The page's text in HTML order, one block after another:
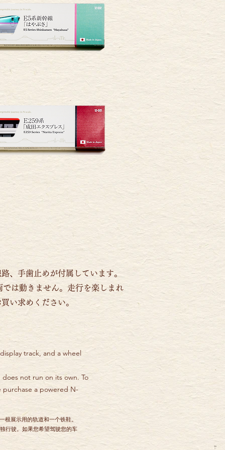
、手歯止めが付属しています。
は動きません。走行を楽しまれ
い求めください。
track, and a wheel
not run on its own. To
purchase a powered N-
根展示用的轨道和一个铁鞋。
行驶。如果您希望驾驶您的车